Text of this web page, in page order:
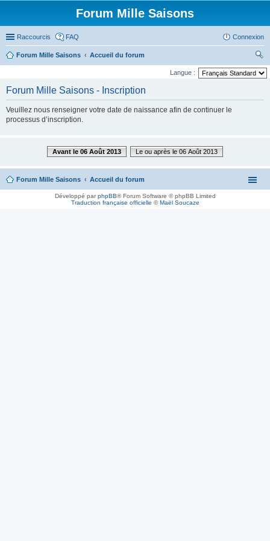
Forum Mille Saisons
Raccourcis FAQ Connexion
Forum Mille Saisons
Accueil du forum
ec
ch
Langue :
Forum Mille Saisons - Inscription
Veuillez nous renseigner votre date de naissance afin de continuer le
processus d’inscription.
Avant le 06 Août 2013 Le ou après le 06 Août 2013
Forum Mille Saisons Accueil du forum
Développé parphpBB® Forum Software © phpBB Limited
Traduction française officielle ©Maël Soucaze